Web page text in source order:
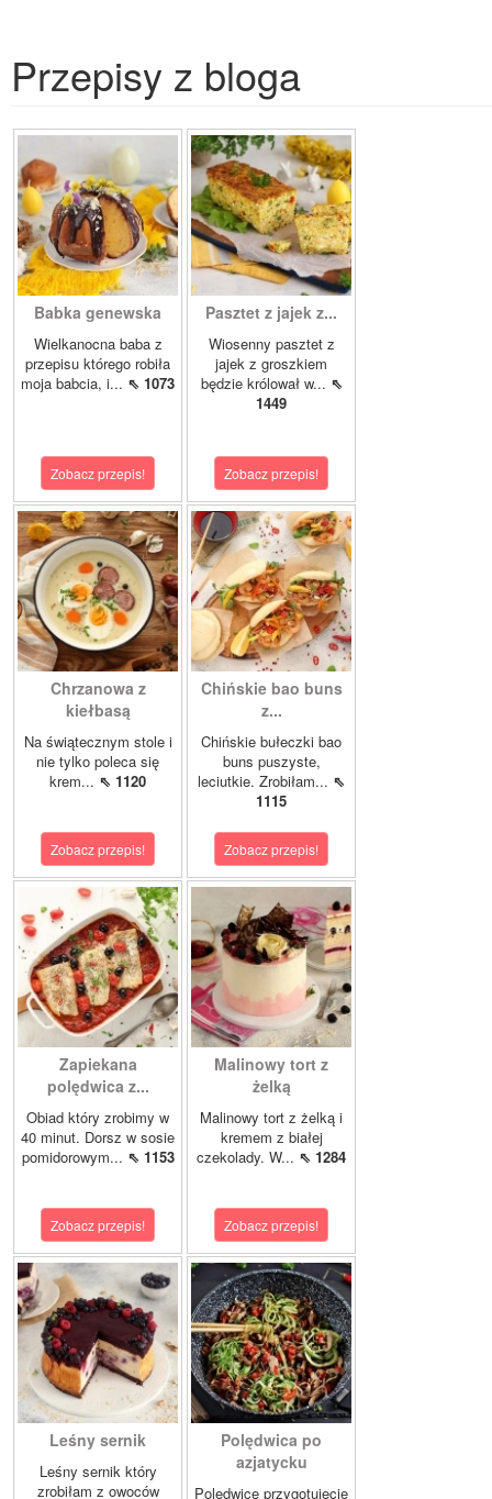
Przepisy z bloga
Babka genewska
Wielkanocna baba z
przepisu którego robiła
moja babcia, i... ⇖ 1073
Zobacz przepis!
Pasztet z jajek z...
Wiosenny pasztet z
jajek z groszkiem
będzie królował w... ⇖
1449
Zobacz przepis!
Chrzanowa z
kiełbasą
Na świątecznym stole i
nie tylko poleca się
krem... ⇖ 1120
Zobacz przepis!
Chińskie bao buns
z...
Chińskie bułeczki bao
buns puszyste,
leciutkie. Zrobiłam... ⇖
1115
Zobacz przepis!
Zapiekana
polędwica z...
Obiad który zrobimy w
40 minut. Dorsz w sosie
pomidorowym... ⇖ 1153
Zobacz przepis!
Malinowy tort z
żelką
Malinowy tort z żelką i
kremem z białej
czekolady. W... ⇖ 1284
Zobacz przepis!
Leśny sernik
Leśny sernik który
zrobiłam z owoców
Polędwica po
azjatycku
Polędwicę przygotujecie